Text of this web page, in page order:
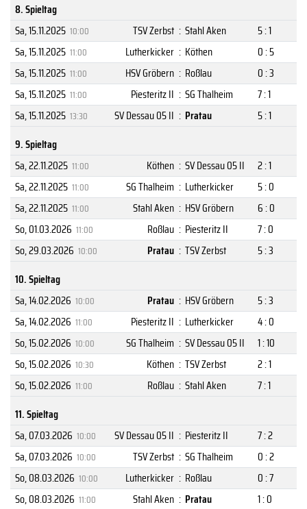
8. Spieltag
Sa, 15.11.2025 10:00 TSV Zerbst : Stahl Aken
5 : 1
Sa, 15.11.2025 11:00 Lutherkicker : Köthen
0 : 5
Sa, 15.11.2025 11:00 HSV Gröbern : Roßlau
0 : 3
Sa, 15.11.2025 11:00 Piesteritz II : SG Thalheim
7 : 1
Sa, 15.11.2025 13:30 SV Dessau 05 II : Pratau
5 : 1
9. Spieltag
Sa, 22.11.2025 11:00 Köthen : SV Dessau 05 II
2 : 1
Sa, 22.11.2025 11:00 SG Thalheim : Lutherkicker
5 : 0
Sa, 22.11.2025 11:00 Stahl Aken : HSV Gröbern
6 : 0
So, 01.03.2026 11:00 Roßlau : Piesteritz II
7 : 0
So, 29.03.2026 10:00 Pratau : TSV Zerbst
5 : 3
10. Spieltag
Sa, 14.02.2026 10:00 Pratau : HSV Gröbern
5 : 3
Sa, 14.02.2026 11:00 Piesteritz II : Lutherkicker
4 : 0
So, 15.02.2026 10:00 SG Thalheim : SV Dessau 05 II
1 : 10
So, 15.02.2026 10:30 Köthen : TSV Zerbst
2 : 1
So, 15.02.2026 11:00 Roßlau : Stahl Aken
7 : 1
11. Spieltag
Sa, 07.03.2026 10:00 SV Dessau 05 II : Piesteritz II
7 : 2
Sa, 07.03.2026 10:00 TSV Zerbst : SG Thalheim
0 : 2
So, 08.03.2026 10:00 Lutherkicker : Roßlau
0 : 7
So, 08.03.2026 11:00 Stahl Aken : Pratau
1 : 0